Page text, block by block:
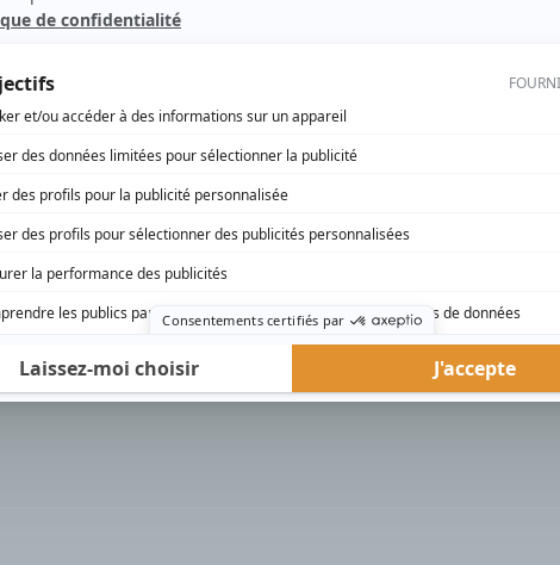
Therrien carbure à son petit écran. Celui qu’on surnomme parfois «l’encyclopédie de
1996 à 2001. Sa spécialité: la télé québécoise. On peut l’entendre régulièrement